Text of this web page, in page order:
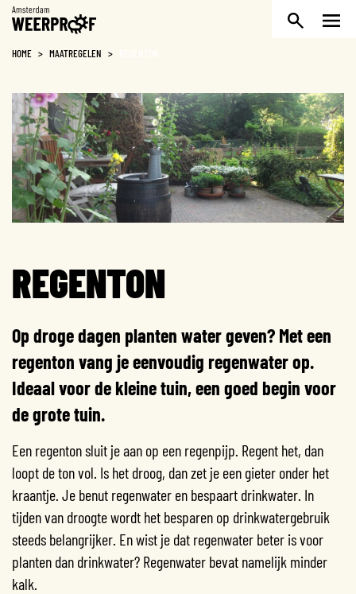
Weerproof
HOME > MAATREGELEN >
REGENTON
Op droge dagen planten water geven? Met een
regenton vang je eenvoudig regenwater op.
Ideaal voor de kleine tuin, een goed begin voor
de grote tuin.
Een regenton sluit je aan op een regenpijp. Regent het, dan
loopt de ton vol. Is het droog, dan zet je een gieter onder het
kraantje. Je benut regenwater en bespaart drinkwater. In
tijden van droogte wordt het besparen op drinkwatergebruik
steeds belangrijker. En wist je dat regenwater beter is voor
planten dan drinkwater? Regenwater bevat namelijk minder
kalk.